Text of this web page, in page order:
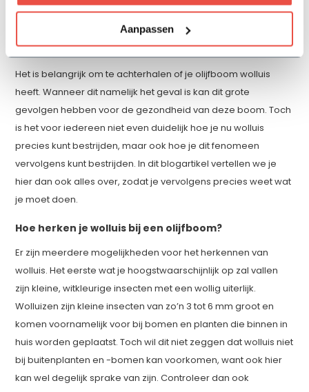
Aanpassen
Flowbo - Maandag 7 Mei 2023
Heeft mijn olijfboom wolluis?
Het is belangrijk om te achterhalen of je olijfboom wolluis
heeft. Wanneer dit namelijk het geval is kan dit grote
gevolgen hebben voor de gezondheid van deze boom. Toch
is het voor iedereen niet even duidelijk hoe je nu wolluis
precies kunt bestrijden, maar ook hoe je dit fenomeen
vervolgens kunt bestrijden. In dit blogartikel vertellen we je
hier dan ook alles over, zodat je vervolgens precies weet wat
je moet doen.
Hoe herken je wolluis bij een olijfboom?
Er zijn meerdere mogelijkheden voor het herkennen van
wolluis. Het eerste wat je hoogstwaarschijnlijk op zal vallen
zijn kleine, witkleurige insecten met een wollig uiterlijk.
Wolluizen zijn kleine insecten van zo’n 3 tot 6 mm groot en
komen voornamelijk voor bij bomen en planten die binnen in
huis worden geplaatst. Toch wil dit niet zeggen dat wolluis niet
bij buitenplanten en -bomen kan voorkomen, want ook hier
kan wel degelijk sprake van zijn. Controleer dan ook